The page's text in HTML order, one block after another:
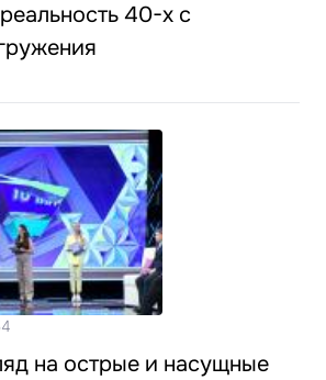
40-х с
на острые и насущные